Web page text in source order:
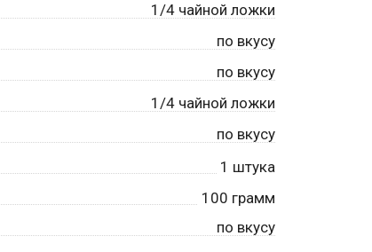
1/4 чайной ложки
по вкусу
по вкусу
1/4 чайной ложки
по вкусу
1 штука
100 грамм
по вкусу